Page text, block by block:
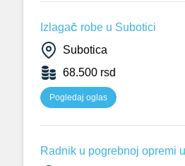
Izlagač robe u Subotici
Subotica
68.500 rsd
Pogledaj oglas
Radnik u pogrebnoj opremi